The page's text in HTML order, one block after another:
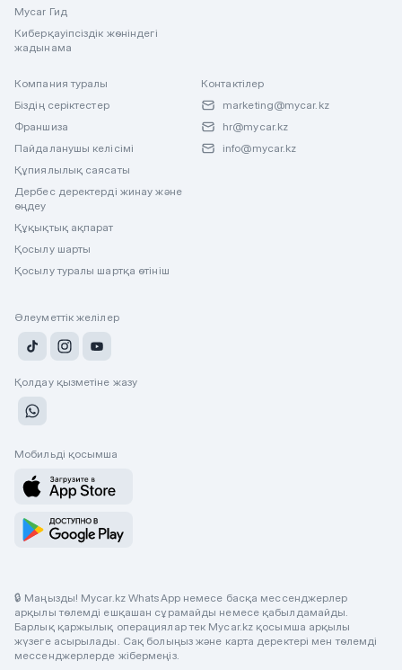
Mycar Гид
Киберқауіпсіздік жөніндегі
жадынама
Компания туралы
Біздің серіктестер
Франшиза
Пайдаланушы келісімі
Құпиялылық саясаты
Дербес деректерді жинау және
өңдеу
Құқықтық ақпарат
Қосылу шарты
Қосылу туралы шартқа өтініш
Контактілер
marketing@mycar.kz
hr@mycar.kz
info@mycar.kz
Әлеуметтік желілер
Қолдау қызметіне жазу
Мобильді қосымша
🔒 Маңызды! Mycar.kz WhatsApp немесе басқа мессенджерлер
арқылы төлемді ешқашан сұрамайды немесе қабылдамайды.
Барлық қаржылық операциялар тек Mycar.kz қосымша арқылы
жүзеге асырылады. Сақ болыңыз және карта деректері мен төлемді
мессенджерлерде жібермеңіз.